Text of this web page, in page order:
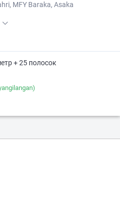
MFY Baraka, Asaka
+ 25 полосок